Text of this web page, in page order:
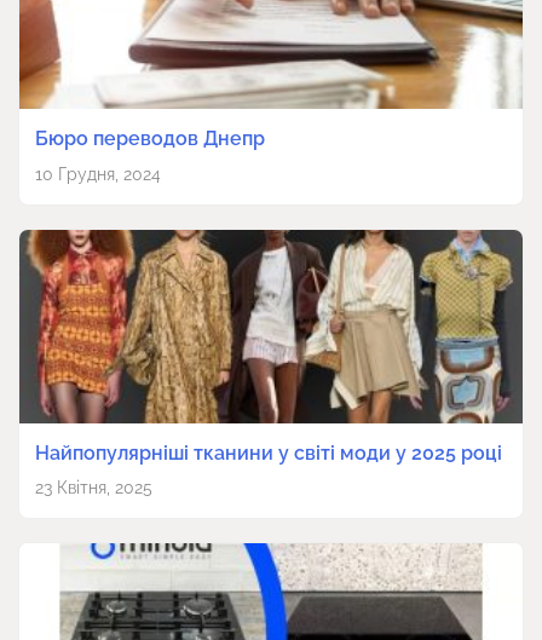
Бюро переводов Днепр
10 Грудня, 2024
Найпопулярніші тканини у світі моди у 2025 році
23 Квітня, 2025